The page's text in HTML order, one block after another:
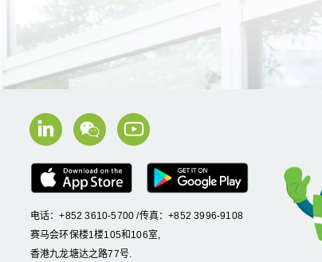
电话：+852 3610-5700 /传真：+852 3996-9108
赛马会环保楼1楼105和106室,
香港九龙塘达之路77号.